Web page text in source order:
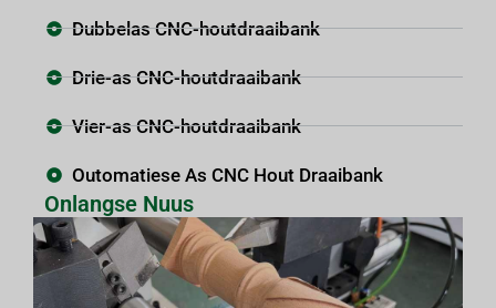
Dubbelas CNC-houtdraaibank
Drie-as CNC-houtdraaibank
Vier-as CNC-houtdraaibank
Outomatiese As CNC Hout Draaibank
Onlangse Nuus